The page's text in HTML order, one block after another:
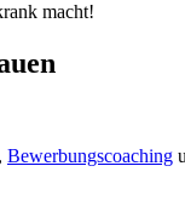
macht!
Bewerbungscoaching